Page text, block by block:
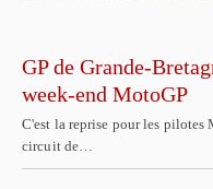
GP de Grande-
week-end MotoGP
C'est la reprise pour les pilotes
circuit de…